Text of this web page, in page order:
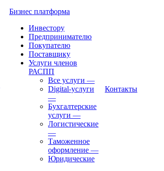
Бизнес платформа
Инвестору
Предпринимателю
Покупателю
Поставщику
Услуги членов
РАСПП
Все услуги —
Digital-услуги
—
Бухгалтерские
услуги —
Логистические
—
Таможенное
оформление —
Юридические
Контакты